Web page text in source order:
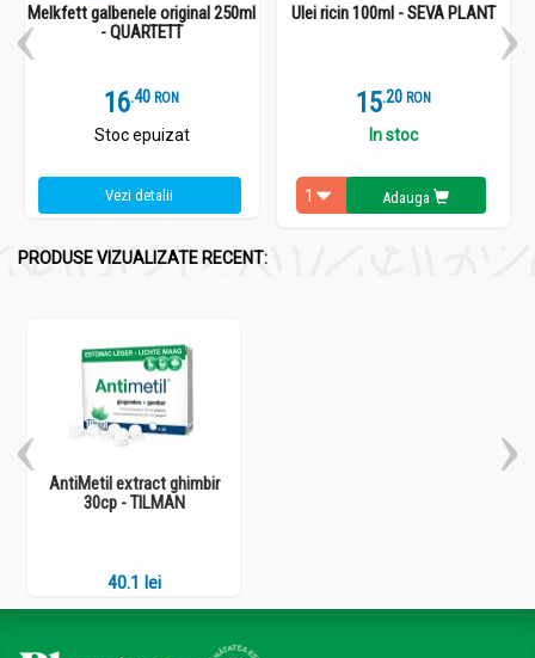
Melkfett galbenele original 250ml
- QUARTETT
16.4 RON
Stoc epuizat
Vezi detalii
Ulei ricin 100ml - SEVA PLANT
15.2 RON
In stoc
Adauga
PRODUSE VIZUALIZATE RECENT:
AntiMetil extract ghimbir
30cp - TILMAN
40.1 lei